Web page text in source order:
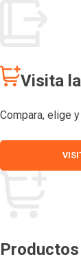
Visita
Compara, elige